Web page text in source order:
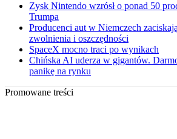
Zysk Nintendo wzrósł o ponad 50
Trumpa
Producenci aut w Niemczech
zwolnienia i oszczędności
SpaceX mocno traci po wynikach
Chińska AI uderza w gigantów.
panikę na rynku
Promowane treści